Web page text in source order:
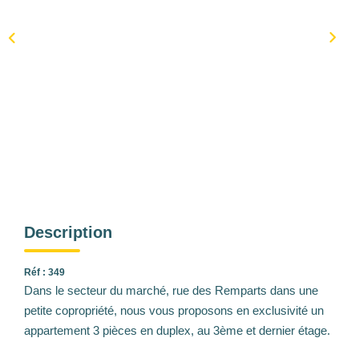
Description
Réf : 349
Dans le secteur du marché, rue des Remparts dans une
petite copropriété, nous vous proposons en exclusivité un
appartement 3 pièces en duplex, au 3ème et dernier étage.